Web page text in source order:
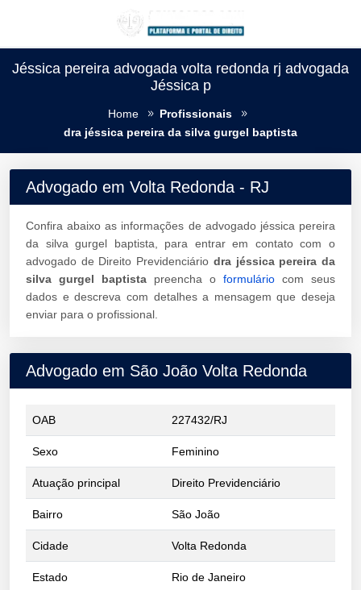
Jéssica pereira advogada volta redonda rj advogada
Jéssica p
Home
Profissionais
dra jéssica pereira da silva gurgel baptista
Advogado em Volta Redonda - RJ
Confira abaixo as informações de advogado jéssica pereira
da silva gurgel baptista, para entrar em contato com o
advogado de Direito Previdenciário dra jéssica pereira da
silva gurgel baptista preencha o formulário com seus
dados e descreva com detalhes a mensagem que deseja
enviar para o profissional.
Advogado em São João Volta Redonda
OAB 227432/RJ
Sexo Feminino
Atuação principal Direito Previdenciário
Bairro São João
Cidade Volta Redonda
Estado Rio de Janeiro